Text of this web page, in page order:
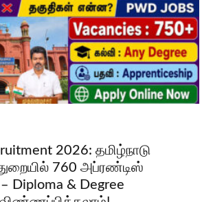
2026: தமிழ்நாடு
760 அப்ரண்டிஸ்
Diploma & Degree